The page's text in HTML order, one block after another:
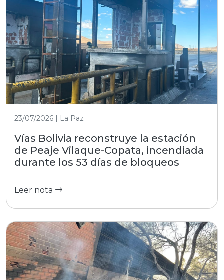
23/07/2026 | La Paz
Vías Bolivia reconstruye la estación
de Peaje Vilaque-Copata, incendiada
durante los 53 días de bloqueos
Leer nota